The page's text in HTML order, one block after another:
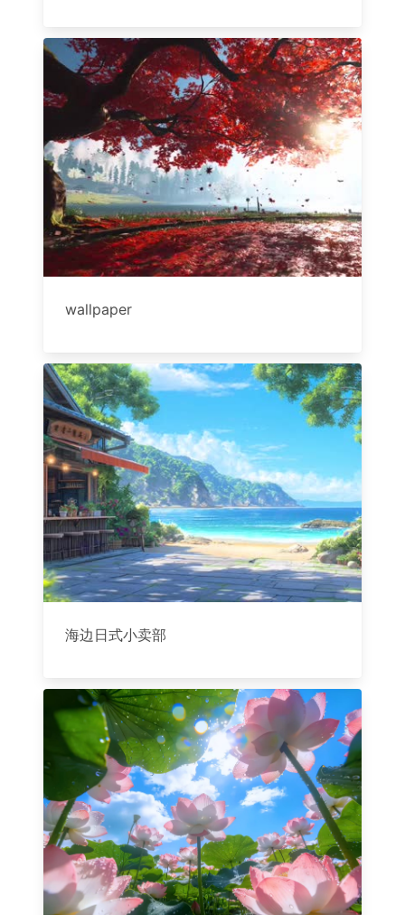
wallpaper
海边日式小卖部